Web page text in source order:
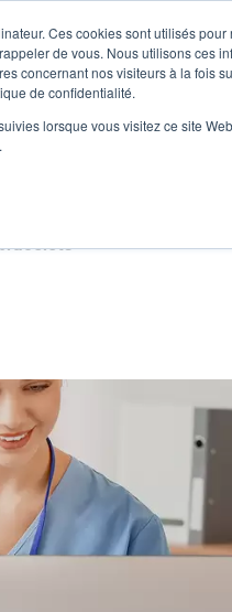
Ces cookies sont utilisés
de vous. Nous utilisons ces
concernant nos visiteurs à la fois
de confidentialité.
lorsque vous visitez ce site
User
account
Actualités et